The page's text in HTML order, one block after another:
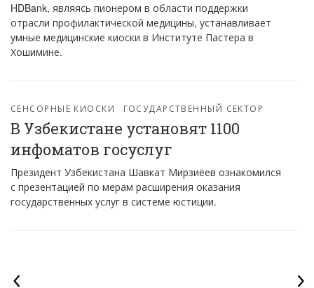
HDBank, являясь пионером в области поддержки
отрасли профилактической медицины, устанавливает
умные медицинские киоски в Институте Пастера в
Хошимине.
СЕНСОРНЫЕ КИОСКИ ГОСУДАРСТВЕННЫЙ СЕКТОР
В Узбекистане установят 1100
инфоматов госуслуг
Президент Узбекистана Шавкат Мирзиёев ознакомился
с презентацией по мерам расширения оказания
государственных услуг в системе юстиции.